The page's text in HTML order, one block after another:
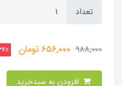
تعداد
988,000
656,000تومان